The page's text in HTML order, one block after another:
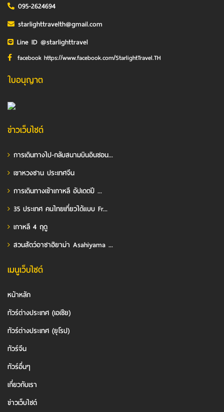
095-2624694
starlighttravelth@gmail.com
Line ID @starlighttravel
facebook https://www.facebook.com/StarlightTravel.TH
ใบอนุญาต
ข่าวเว็บไซต์
การเดินทางไป-กลับสนามบินอินชอน...
เขาหวงซาน ประเทศจีน
การเดินทางเข้าเกาหลี อัปเดตปี ...
35 ประเทศ คนไทยเที่ยวได้แบบ Fr...
เกาหลี 4 ฤดู
สวนสัตว์อาซาฮิยาม่า Asahiyama ...
เมนูเว็บไซต์
หน้าหลัก
ทัวร์ต่างประเทศ (เอเชีย)
ทัวร์ต่างประเทศ (ยุโรป)
ทัวร์จีน
ทัวร์อื่นๆ
เกี่ยวกับเรา
ข่าวเว็บไซต์